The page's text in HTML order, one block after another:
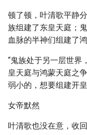
顿了顿，叶清歌平静
族组建了东皇天庭；
血脉的半神们组建了
“鬼族处于另一层世界
皇天庭与鸿蒙天庭之
弱小的，想要组建开
女帝默然
叶清歌也没在意，收